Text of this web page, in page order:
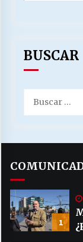
BUSCAR
por:
1